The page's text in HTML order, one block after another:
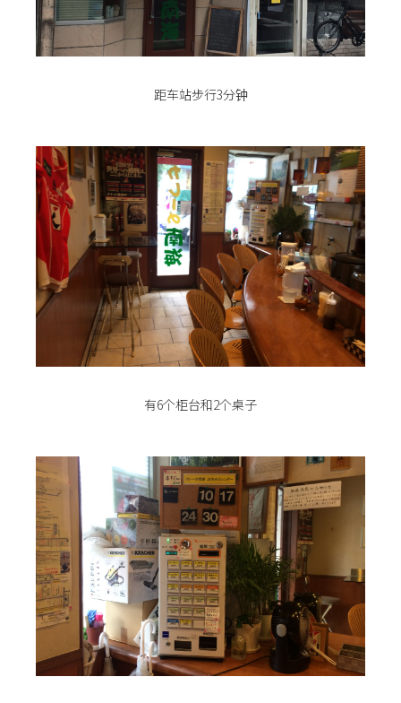
距车站步行3分钟
有6个柜台和2个桌子